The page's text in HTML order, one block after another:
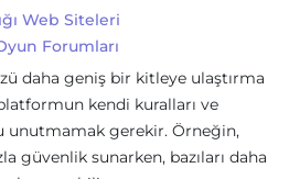
Web Siteleri
Forumları
daha geniş bir kitleye ulaştırma
kendi kuralları ve
unutmamak gerekir. Örneğin,
güvenlik sunarken, bazıları daha